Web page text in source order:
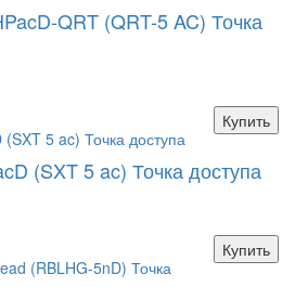
QRT (QRT-5 AC) Точка
Купить
(SXT 5 ac) Точка доступа
Купить